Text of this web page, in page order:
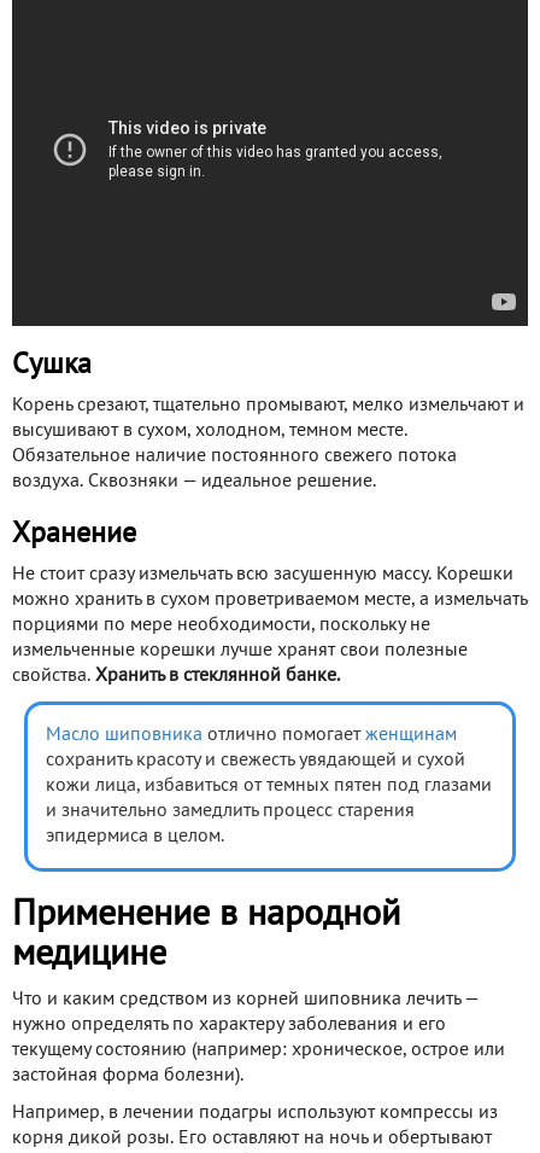
Сушка
Корень срезают, тщательно промывают, мелко измельчают и
высушивают в сухом, холодном, темном месте.
Обязательное наличие постоянного свежего потока
воздуха. Сквозняки — идеальное решение.
Хранение
Не стоит сразу измельчать всю засушенную массу. Корешки
можно хранить в сухом проветриваемом месте, а измельчать
порциями по мере необходимости, поскольку не
измельченные корешки лучше хранят свои полезные
свойства. Хранить в стеклянной банке.
Масло шиповника отлично помогает женщинам
сохранить красоту и свежесть увядающей и сухой
кожи лица, избавиться от темных пятен под глазами
и значительно замедлить процесс старения
эпидермиса в целом.
Применение в народной
медицине
Что и каким средством из корней шиповника лечить —
нужно определять по характеру заболевания и его
текущему состоянию (например: хроническое, острое или
застойная форма болезни).
Например, в лечении подагры используют компрессы из
корня дикой розы. Его оставляют на ночь и обертывают